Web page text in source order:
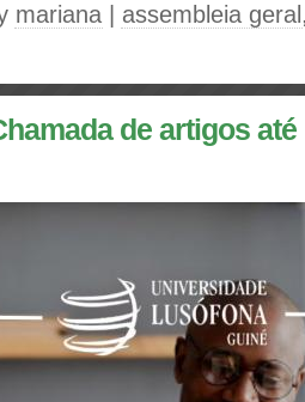
mariana assembleia geral
de artigos até